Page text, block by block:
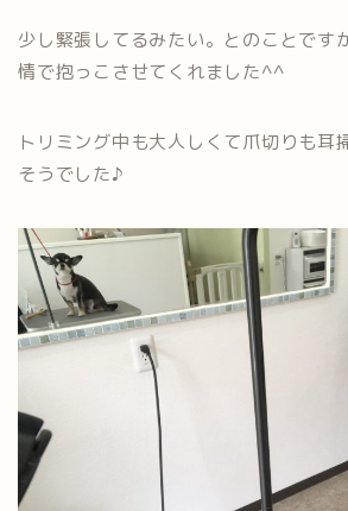
少し緊張してるみたい。とのことです
情で抱っこさせてくれました^^
トリミング中も大人しくて爪切りも耳
そうでした♪